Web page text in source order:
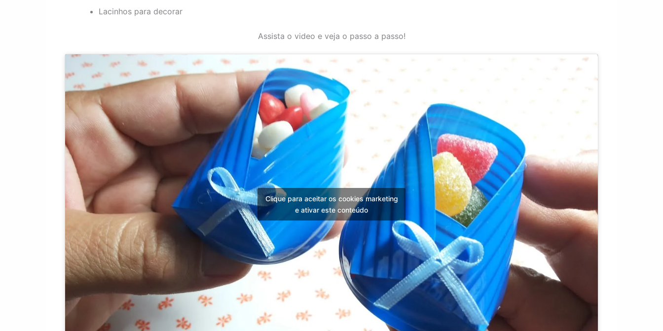
Lacinhos para decorar
Assista o video e veja o passo a passo!
Clique para aceitar os cookies marketing
e ativar este conteúdo